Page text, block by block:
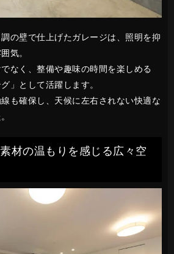
の壁で仕上げたガレージは、照明を抑
気。
なく、整備や趣味の時間を楽しめる
」として活躍します。
も確保し、天候に左右されない快適な
材の温もりを感じる広々空